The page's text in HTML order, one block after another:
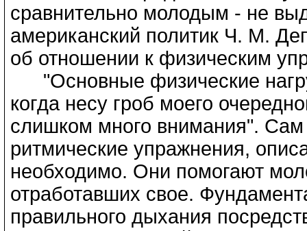
сравнительно молодым - не
американский политик Ч. М.
об отношении к физическим
"Основные физические
когда несу гроб моего
слишком много внимания".
ритмические упражнения,
необходимо. Они помогают
отработавших свое.
правильного дыхания